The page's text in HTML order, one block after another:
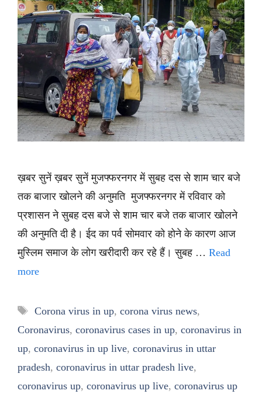
ख़बर सुनें ख़बर सुनें मुजफ्फरनगर में सुबह दस से शाम चार बजे
तक बाजार खोलने की अनुमति मुजफ्फरनगर में रविवार को
प्रशासन ने सुबह दस बजे से शाम चार बजे तक बाजार खोलने
की अनुमति दी है। ईद का पर्व सोमवार को होने के कारण आज
मुस्लिम समाज के लोग खरीदारी कर रहे हैं। सुबह … Read
more
Tags
Corona virus in up, corona virus news,
Coronavirus, coronavirus cases in up, coronavirus in
up, coronavirus in up live, coronavirus in uttar
pradesh, coronavirus in uttar pradesh live,
coronavirus up, coronavirus up live, coronavirus up